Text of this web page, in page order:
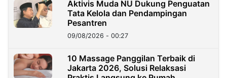
Aktivis Muda NU Dukung Penguatan
Tata Kelola dan Pendampingan
Pesantren
09/08/2026 - 00:27
10 Massage Panggilan Terbaik di
Jakarta 2026, Solusi Relaksasi